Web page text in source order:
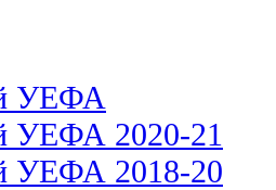
УЕФА
УЕФА 2020-21
УЕФА 2018-20